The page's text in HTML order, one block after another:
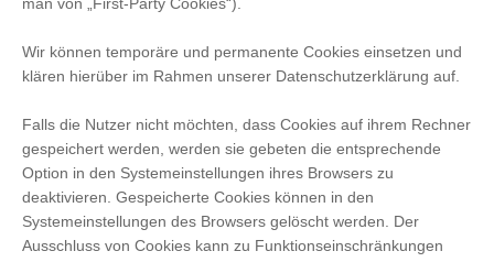
Wir können temporäre und permanente Cookies einsetzen und
klären hierüber im Rahmen unserer Datenschutzerklärung auf.
Falls die Nutzer nicht möchten, dass Cookies auf ihrem Rechner
gespeichert werden, werden sie gebeten die entsprechende
Option in den Systemeinstellungen ihres Browsers zu
deaktivieren. Gespeicherte Cookies können in den
Systemeinstellungen des Browsers gelöscht werden. Der
Ausschluss von Cookies kann zu Funktionseinschränkungen